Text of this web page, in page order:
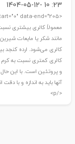
23: 10 -1404-05-12
معمولاً کالری بیشتری
مانند شکر یا مایعات
کالری می‌شود. ارده کنجد
کالری کمتری نسبت به
و پروتئین است. با این
آنها باید به اندازه و با
</p>